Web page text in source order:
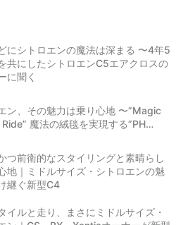
にシトロエンの魔法は深まる 〜4年5
共にしたシトロエンC5エアクロスの
に聞く
ン、その魅力は乗り心地 〜”Magic
魔法の絨毯を実現する”PH…
つ前衛的なスタイリングと素晴らし
地｜ミドルサイズ・シトロエンの魅
継ぐ新型C4
イルと走り、まさにミドルサイズ・